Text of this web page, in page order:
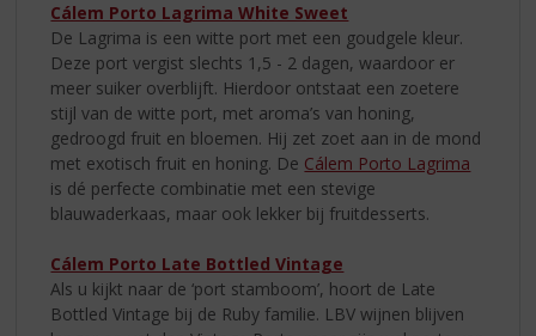
Cálem Porto Lagrima White Sweet
De Lagrima is een witte port met een goudgele kleur.
Deze port vergist slechts 1,5 - 2 dagen, waardoor er
meer suiker overblijft. Hierdoor ontstaat een zoetere
stijl van de witte port, met aroma’s van honing,
gedroogd fruit en bloemen. Hij zet zoet aan in de mond
met exotisch fruit en honing. De Cálem Porto Lagrima
is dé perfecte combinatie met een stevige
blauwaderkaas, maar ook lekker bij fruitdesserts.
Cálem Porto Late Bottled Vintage
Als u kijkt naar de ‘port stamboom’, hoort de Late
Bottled Vintage bij de Ruby familie. LBV wijnen blijven